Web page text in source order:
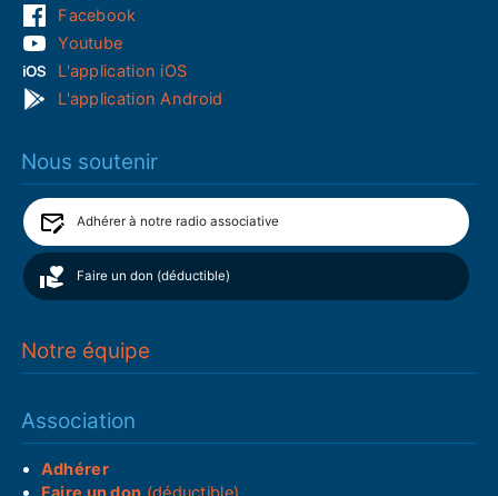
Facebook
Youtube
L'application iOS
L'application Android
Nous soutenir
Adhérer à notre radio associative
Faire un don (déductible)
Notre équipe
Association
Adhérer